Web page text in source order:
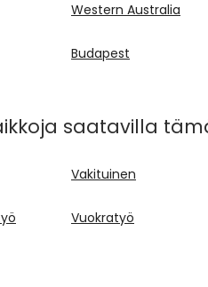
Western Australia
Budapest
saatavilla
Vakituinen
Vuokratyö